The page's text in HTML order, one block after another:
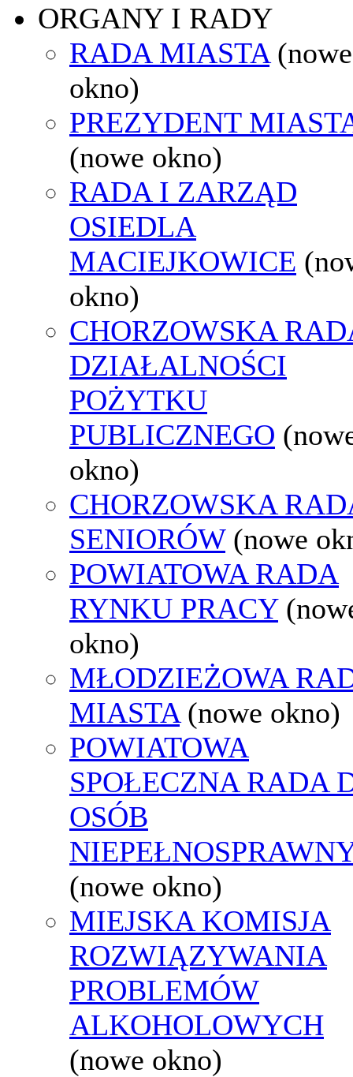
ORGANY I RADY
RADA MIASTA (nowe
okno)
PREZYDENT
(nowe okno)
RADA I ZARZĄD
OSIEDLA
MACIEJKOWICE
okno)
CHORZOWSKA
DZIAŁALNOŚCI
POŻYTKU
PUBLICZNEGO
okno)
CHORZOWSKA
SENIORÓW (nowe
POWIATOWA RADA
RYNKU PRACY
okno)
MŁODZIEŻOWA
MIASTA (nowe okno)
POWIATOWA
SPOŁECZNA RADA
OSÓB
(nowe okno)
MIEJSKA KOMISJA
ROZWIĄZYWANIA
PROBLEMÓW
ALKOHOLOWYCH
(nowe okno)